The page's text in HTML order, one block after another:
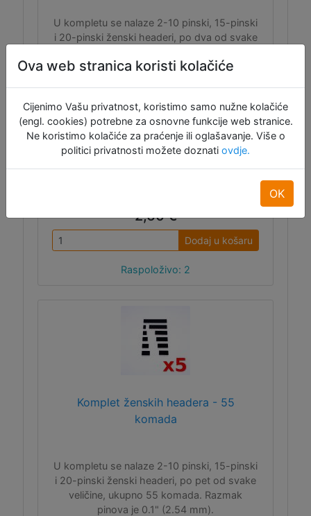
U kompletu se nalaze 2-10 pinski, 15-pinski
i 20-pinski ženski headeri, po dva od svake
pinova je 0.1" (2.54 mm).
2,60 €
Dodaj u košaru
Raspoloživo: 2
Komplet ženskih headera - 55
komada
U kompletu se nalaze 2-10 pinski, 15-pinski
i 20-pinski ženski headeri, po pet od svake
veličine, ukupno 55 komada. Razmak
pinova je 0.1" (2.54 mm).
Ova web stranica koristi kolačiće
Cijenimo Vašu privatnost, koristimo samo nužne kolačiće
(engl. cookies) potrebne za osnovne funkcije web stranice.
Ne koristimo kolačiće za praćenje ili oglašavanje. Više o
politici privatnosti možete doznati ovdje.
OK